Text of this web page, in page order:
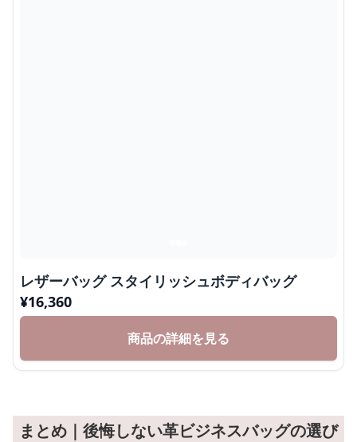
レザーバッグ スタイリッシュボディバッグ
¥16,360
商品の詳細を見る
まとめ｜後悔しない革ビジネスバッグの選び